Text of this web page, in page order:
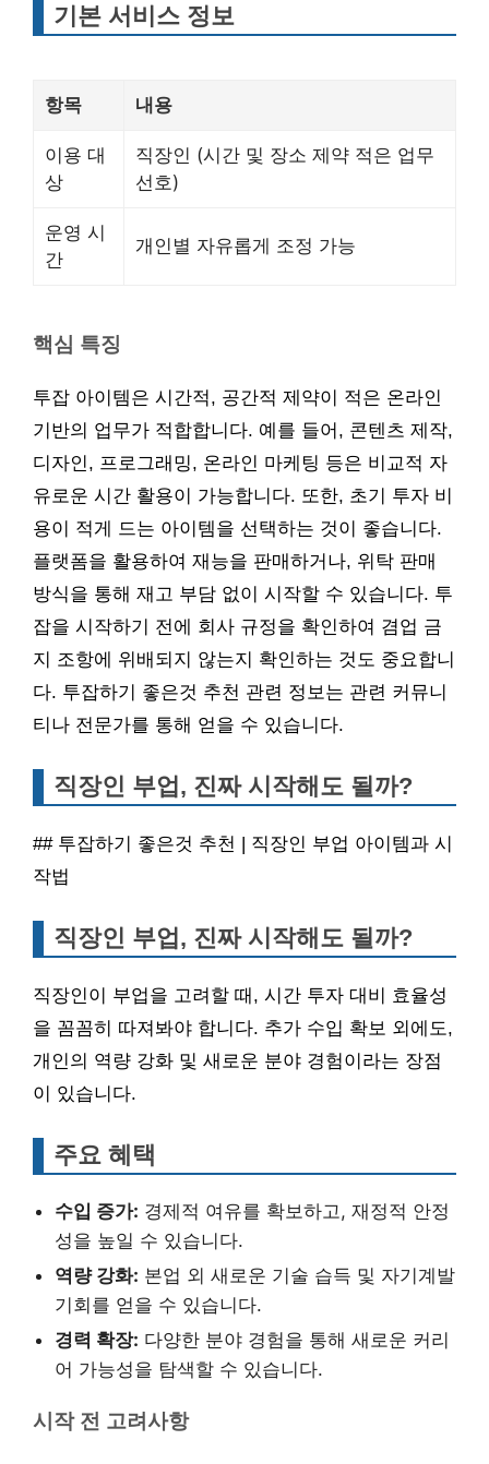
기본 서비스 정보
항목 내용
이용 대
상
직장인 (시간 및 장소 제약 적은 업무
선호)
운영 시
간
개인별 자유롭게 조정 가능
핵심 특징
투잡 아이템은 시간적, 공간적 제약이 적은 온라인
기반의 업무가 적합합니다. 예를 들어, 콘텐츠 제작,
디자인, 프로그래밍, 온라인 마케팅 등은 비교적 자
유로운 시간 활용이 가능합니다. 또한, 초기 투자 비
용이 적게 드는 아이템을 선택하는 것이 좋습니다.
플랫폼을 활용하여 재능을 판매하거나, 위탁 판매
방식을 통해 재고 부담 없이 시작할 수 있습니다. 투
잡을 시작하기 전에 회사 규정을 확인하여 겸업 금
지 조항에 위배되지 않는지 확인하는 것도 중요합니
다. 투잡하기 좋은것 추천 관련 정보는 관련 커뮤니
티나 전문가를 통해 얻을 수 있습니다.
직장인 부업, 진짜 시작해도 될까?
## 투잡하기 좋은것 추천 | 직장인 부업 아이템과 시
작법
직장인 부업, 진짜 시작해도 될까?
직장인이 부업을 고려할 때, 시간 투자 대비 효율성
을 꼼꼼히 따져봐야 합니다. 추가 수입 확보 외에도,
개인의 역량 강화 및 새로운 분야 경험이라는 장점
이 있습니다.
주요 혜택
수입 증가: 경제적 여유를 확보하고, 재정적 안정
성을 높일 수 있습니다.
역량 강화: 본업 외 새로운 기술 습득 및 자기계발
기회를 얻을 수 있습니다.
경력 확장: 다양한 분야 경험을 통해 새로운 커리
어 가능성을 탐색할 수 있습니다.
시작 전 고려사항